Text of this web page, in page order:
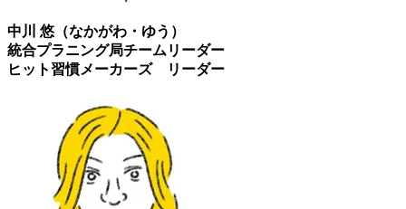
中川 悠（なかがわ・ゆう）
統合プラニング局チームリーダー
ヒット習慣メーカーズ リーダー